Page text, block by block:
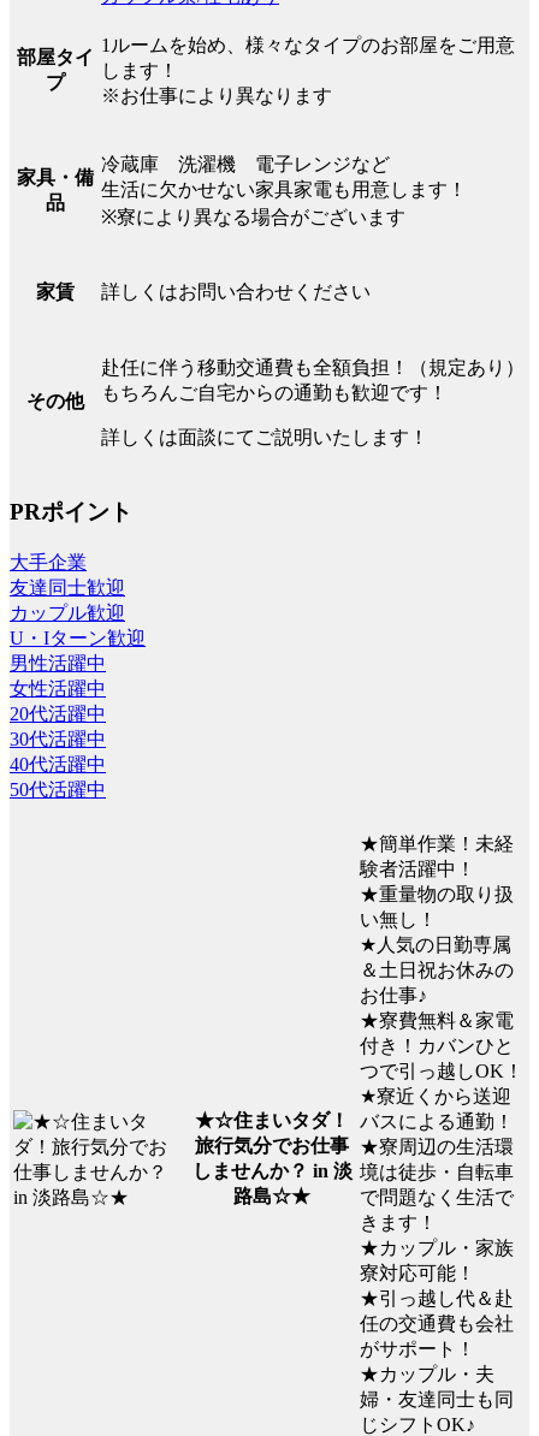
部屋タイ
プ
1ルームを始め、様々なタイプのお部屋をご用意
します！
※お仕事により異なります
家具・備
品
冷蔵庫 洗濯機 電子レンジなど
生活に欠かせない家具家電も用意します！
※寮により異なる場合がございます
家賃 詳しくはお問い合わせください
その他
赴任に伴う移動交通費も全額負担！（規定あり）
もちろんご自宅からの通勤も歓迎です！
詳しくは面談にてご説明いたします！
PRポイント
大手企業
友達同士歓迎
カップル歓迎
U・Iターン歓迎
男性活躍中
女性活躍中
20代活躍中
30代活躍中
40代活躍中
50代活躍中
★☆住まいタダ！
旅行気分でお仕事
しませんか？ in 淡
路島☆★
★簡単作業！未経
験者活躍中！
★重量物の取り扱
い無し！
★人気の日勤専属
＆土日祝お休みの
お仕事♪
★寮費無料＆家電
付き！カバンひと
つで引っ越しOK！
★寮近くから送迎
バスによる通勤！
★寮周辺の生活環
境は徒歩・自転車
で問題なく生活で
きます！
★カップル・家族
寮対応可能！
★引っ越し代＆赴
任の交通費も会社
がサポート！
★カップル・夫
婦・友達同士も同
じシフトOK♪